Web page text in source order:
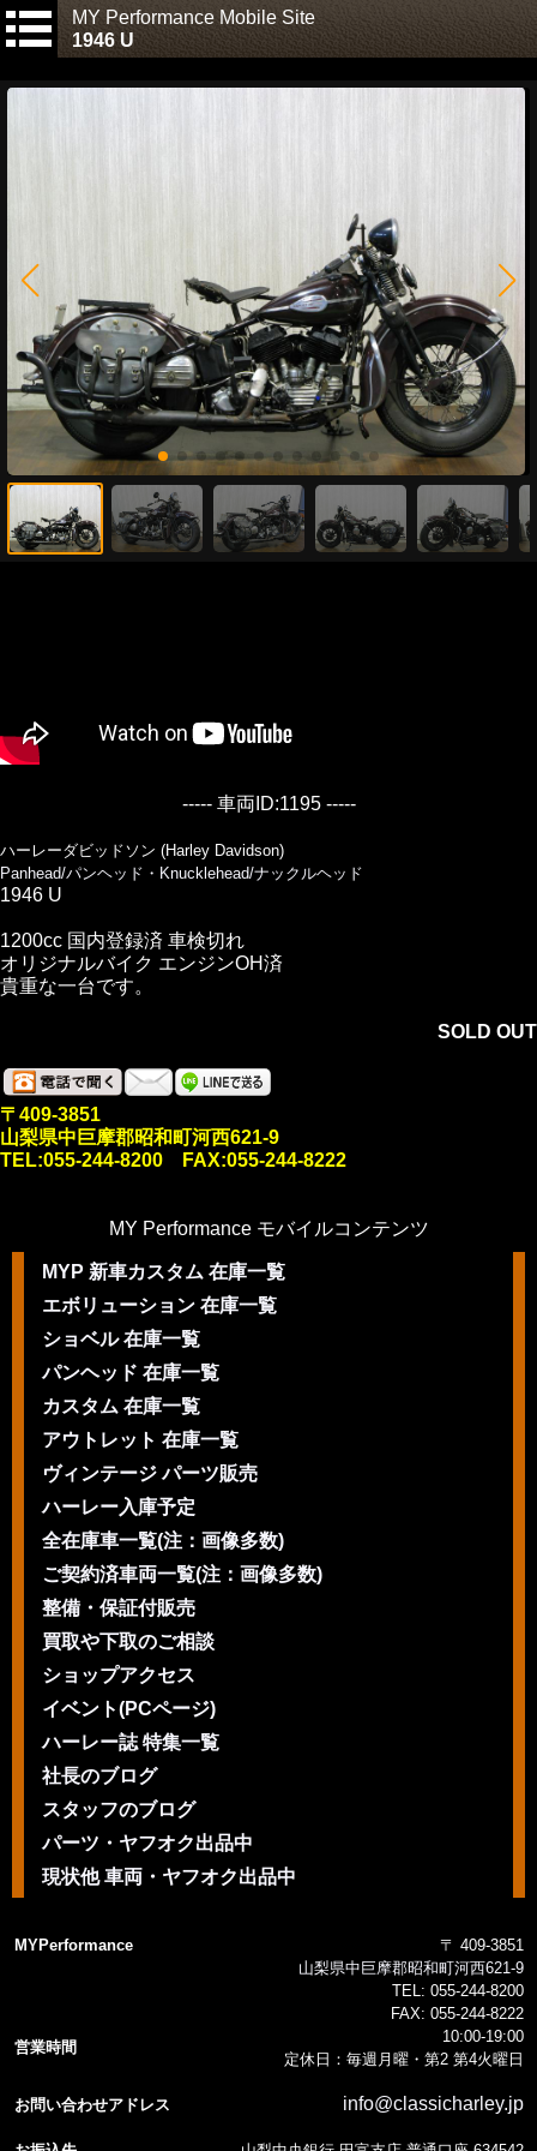
MY Performance Mobile Site
1946 U
----- 車両ID:1195 -----
ハーレーダビッドソン (Harley Davidson)
Panhead/パンヘッド・Knucklehead/ナックルヘッド
1946 U
1200cc 国内登録済 車検切れ
オリジナルバイク エンジンOH済
貴重な一台です。
SOLD OUT
〒409-3851
山梨県中巨摩郡昭和町河西621-9
TEL:055-244-8200 FAX:055-244-8222
MY Performance モバイルコンテンツ
MYP 新車カスタム 在庫一覧
エボリューション 在庫一覧
ショベル 在庫一覧
パンヘッド 在庫一覧
カスタム 在庫一覧
アウトレット 在庫一覧
ヴィンテージ パーツ販売
ハーレー入庫予定
全在庫車一覧(注：画像多数)
ご契約済車両一覧(注：画像多数)
整備・保証付販売
買取や下取のご相談
ショップアクセス
イベント(PCページ)
ハーレー誌 特集一覧
社長のブログ
スタッフのブログ
パーツ・ヤフオク出品中
現状他 車両・ヤフオク出品中
MYPerformance
〒 409-3851
山梨県中巨摩郡昭和町河西621-9
TEL: 055-244-8200
FAX: 055-244-8222
営業時間
10:00-19:00
定休日：毎週月曜・第2 第4火曜日
お問い合わせアドレス info@classicharley.jp